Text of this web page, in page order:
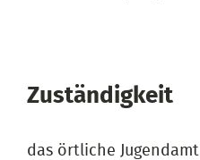
Zuständigkeit
das örtliche Jugendamt